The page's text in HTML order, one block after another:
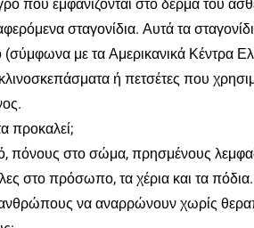
που εμφανίζονται στο δέρμα του
σταγονίδια. Αυτά τα
(σύμφωνα με τα Αμερικανικά Κέντρα
ή πετσέτες που
προκαλεί;
πόνους στο σώμα, πρησμένους
στο πρόσωπο, τα χέρια και τα
να αναρρώνουν χωρίς